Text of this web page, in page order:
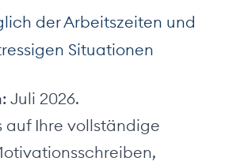
der Arbeitszeiten und
Situationen
Juli 2026.
auf Ihre vollständige